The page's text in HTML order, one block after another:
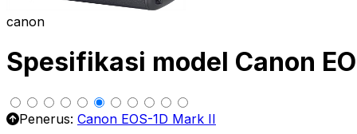
canon
Spesifikasi model Canon
Penerus: Canon EOS-1D Mark II